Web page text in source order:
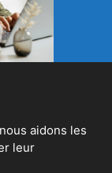
aidons les
leur